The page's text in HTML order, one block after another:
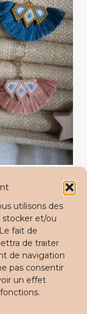
utilisons des
stocker et/ou
fait de
de traiter
de navigation
pas consentir
un effet
– 6